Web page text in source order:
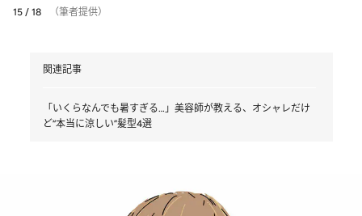
15 / 18 （筆者提供）
関連記事
「いくらなんでも暑すぎる…」美容師が教える、オシャレだけ
ど“本当に涼しい”髪型4選